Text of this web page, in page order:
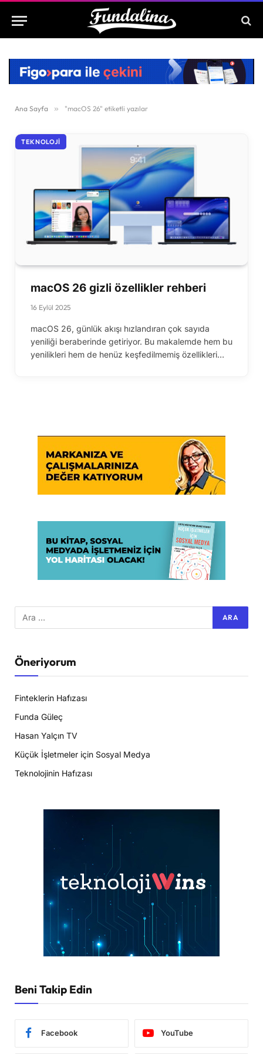
Ana Sayfa » "macOS 26" etiketli yazılar
TEKNOLOJI
macOS 26 gizli özellikler rehberi
16 Eylül 2025
macOS 26, günlük akışı hızlandıran çok sayıda
yeniliği beraberinde getiriyor. Bu makalemde hem bu
yenilikleri hem de henüz keşfedilmemiş özellikleri…
Öneriyorum
Finteklerin Hafızası
Funda Güleç
Hasan Yalçın TV
Küçük İşletmeler için Sosyal Medya
Teknolojinin Hafızası
Beni Takip Edin
Facebook YouTube